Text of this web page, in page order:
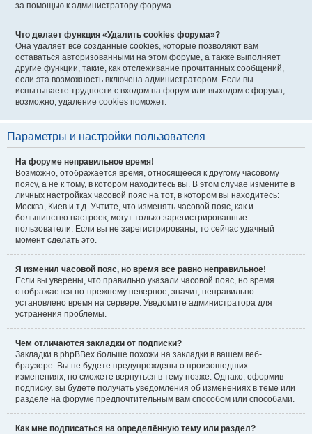
за помощью к администратору форума.
Что делает функция «Удалить cookies форума»?
Она удаляет все созданные cookies, которые позволяют вам
оставаться авторизованными на этом форуме, а также выполняет
другие функции, такие, как отслеживание прочитанных сообщений,
если эта возможность включена администратором. Если вы
испытываете трудности с входом на форум или выходом с форума,
возможно, удаление cookies поможет.
Параметры и настройки пользователя
На форуме неправильное время!
Возможно, отображается время, относящееся к другому часовому
поясу, а не к тому, в котором находитесь вы. В этом случае измените в
личных настройках часовой пояс на тот, в котором вы находитесь:
Москва, Киев и т.д. Учтите, что изменять часовой пояс, как и
большинство настроек, могут только зарегистрированные
пользователи. Если вы не зарегистрированы, то сейчас удачный
момент сделать это.
Я изменил часовой пояс, но время все равно неправильное!
Если вы уверены, что правильно указали часовой пояс, но время
отображается по-прежнему неверное, значит, неправильно
установлено время на сервере. Уведомите администратора для
устранения проблемы.
Чем отличаются закладки от подписки?
Закладки в phpBBex больше похожи на закладки в вашем веб-
браузере. Вы не будете предупреждены о произошедших
изменениях, но сможете вернуться в тему позже. Однако, оформив
подписку, вы будете получать уведомления об изменениях в теме или
разделе на форуме предпочтительным вам способом или способами.
Как мне подписаться на определённую тему или раздел?